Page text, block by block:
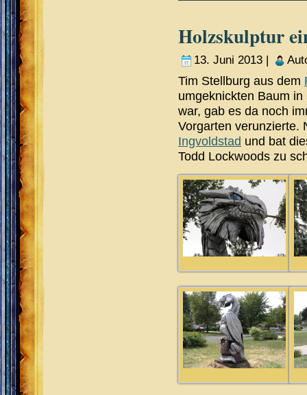
Holzskulptur
13. Juni 2013 |
Tim Stellburg aus dem
umgeknickten Baum
war, gab es da noch
Vorgarten verunzierte.
Ingvoldstad und bat
Todd Lockwoods zu